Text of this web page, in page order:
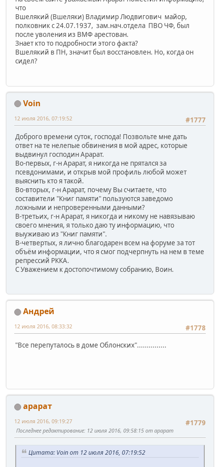
что
Вшелякий (Вшеляки) Владимир Людвигович майор,
полковник с 24.07.1937, зам.нач.отдела ПВО ЧФ, был
после уволения из ВМФ арестован.
Знает кто то подробности этого факта?
Вшелякий в ПН, значит был восстановлен. Но, когда он
сидел?
Voin
#1777
12 июля 2016, 07:19:52
Доброго времени суток, господа! Позвольте мне дать
ответ на те нелепые обвинения в мой адрес, которые
выдвинул господин Арарат.
Во-первых, г-н Арарат, я никогда не прятался за
псевдонимами, и открыв мой профиль любой может
выяснить кто я такой.
Во-вторых, г-н Арарат, почему Вы считаете, что
составители "Книг памяти" пользуются заведомо
ложными и непроверенными данными?
В-третьих, г-н Арарат, я никогда и никому не навязываю
своего мнения, я только даю ту информацию, что
выуживаю из "Книг памяти".
В-четвертых, я лично благодарен всем на форуме за тот
объём информации, что я смог подчерпнуть на нем в теме
репрессий РККА.
С Уважением к достопочтимому собранию, Воин.
Андрей
#1778
12 июля 2016, 08:33:32
"Все перепуталось в доме Облонских"...............
арарат
#1779
12 июля 2016, 09:19:27
Последнее редактирование: 12 июля 2016, 09:58:15 от арарат
Цитата: Voin от 12 июля 2016, 07:19:52